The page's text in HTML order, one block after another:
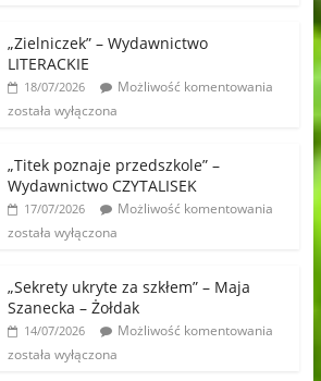
„Zielniczek” – Wydawnictwo
LITERACKIE
18/07/2026
Możliwość komentowania
została wyłączona
„Titek poznaje przedszkole” –
Wydawnictwo CZYTALISEK
17/07/2026
Możliwość komentowania
została wyłączona
„Sekrety ukryte za szkłem” – Maja
Szanecka – Żołdak
14/07/2026
Możliwość komentowania
została wyłączona